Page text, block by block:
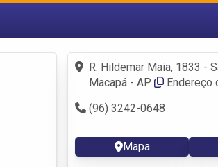
Fazer login
Criar conta
R. Hildemar Maia, 1833 -
Macapá - AP
Endereço
(96) 3242-0648
Mapa